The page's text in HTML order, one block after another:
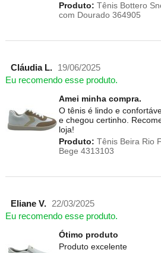
Produto: Tênis Bottero
com Dourado 364905
Cláudia L.
19/06/2025
Eu recomendo esse produto.
Amei minha compra.
O tênis é lindo e
e chegou certinho.
loja!
Produto: Tênis Beira Rio
Bege 4313103
Eliane V.
22/03/2025
Eu recomendo esse produto.
Ótimo produto
Produto excelente